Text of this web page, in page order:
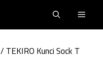
/ TEKIRO Kunci Sock T